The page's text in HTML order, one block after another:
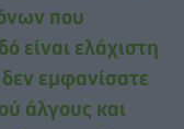
που
είναι ελάχιστη
εμφανίσατε
άλγους και